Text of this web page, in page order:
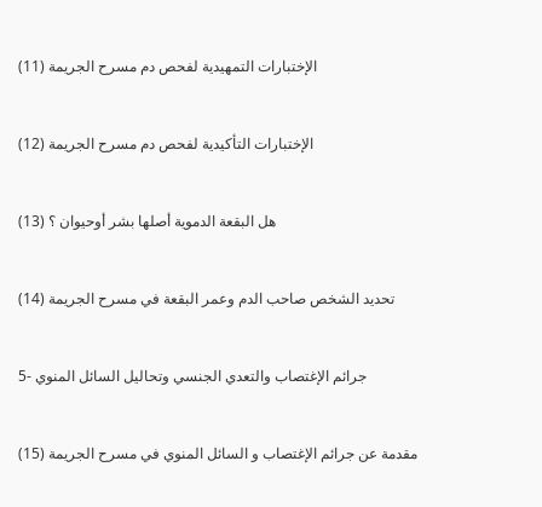
(11) الإختبارات التمهيدية لفحص دم مسرح الجريمة
(12) الإختبارات التأكيدية لفحص دم مسرح الجريمة
(13) هل البقعة الدموية أصلها بشر أوحيوان ؟
(14) تحديد الشخص صاحب الدم وعمر البقعة في مسرح الجريمة
5- جرائم الإغتصاب والتعدي الجنسي وتحاليل السائل المنوي
(15) مقدمة عن جرائم الإغتصاب و السائل المنوي في مسرح الجريمة